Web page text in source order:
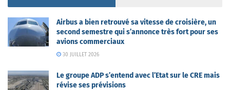
Airbus a bien retrouvé sa vitesse de croisière, un
second semestre qui s’annonce très fort pour ses
avions commerciaux
30 JUILLET 2026
Le groupe ADP s’entend avec l’Etat sur le CRE mais
révise ses prévisions